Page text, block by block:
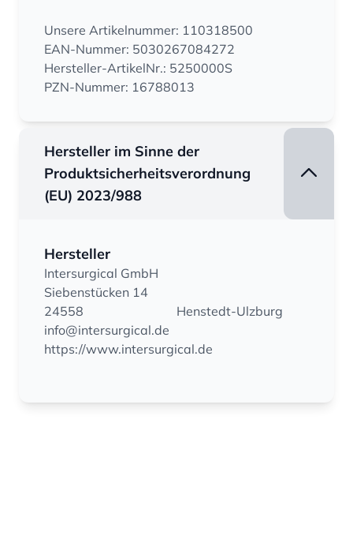
Unsere Artikelnummer: 110318500
EAN-Nummer: 5030267084272
Hersteller-ArtikelNr.: 5250000S
PZN-Nummer: 16788013
Hersteller im Sinne der
Produktsicherheitsverordnung
(EU) 2023/988
Hersteller
Intersurgical GmbH
Siebenstücken 14
24558
Henstedt-Ulzburg
info@intersurgical.de
https://www.intersurgical.de